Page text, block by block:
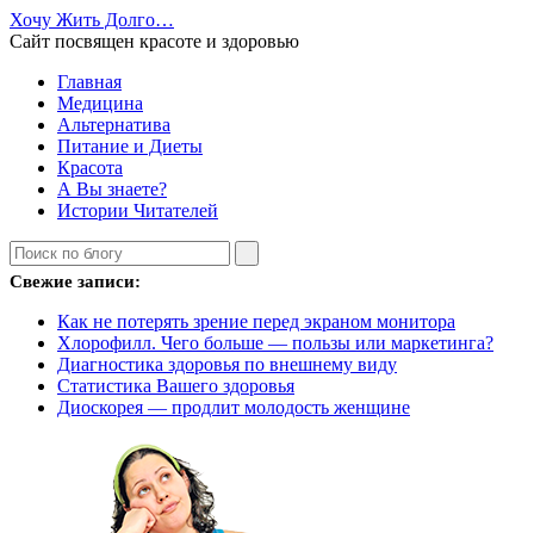
Хочу Жить Долго…
Сайт посвящен красоте и здоровью
Главная
Медицина
Альтернатива
Питание и Диеты
Красота
А Вы знаете?
Истории Читателей
Свежие записи:
Как не потерять зрение перед экраном монитора
Хлорофилл. Чего больше — пользы или маркетинга?
Диагностика здоровья по внешнему виду
Статистика Вашего здоровья
Диоскорея — продлит молодость женщине